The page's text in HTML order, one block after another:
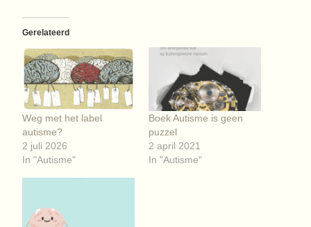
Gerelateerd
Weg met het label
autisme?
2 juli 2026
In "Autisme"
Boek Autisme is geen
puzzel
2 april 2021
In "Autisme"